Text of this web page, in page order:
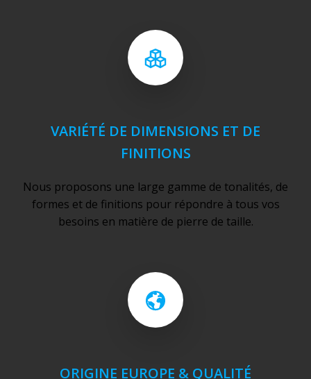
VARIÉTÉ DE DIMENSIONS ET DE
FINITIONS
Nous proposons une large gamme de tonalités, de
formes et de finitions pour répondre à tous vos
besoins en matière de pierre de taille.
ORIGINE EUROPE & QUALITÉ